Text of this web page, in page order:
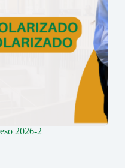
2026-2